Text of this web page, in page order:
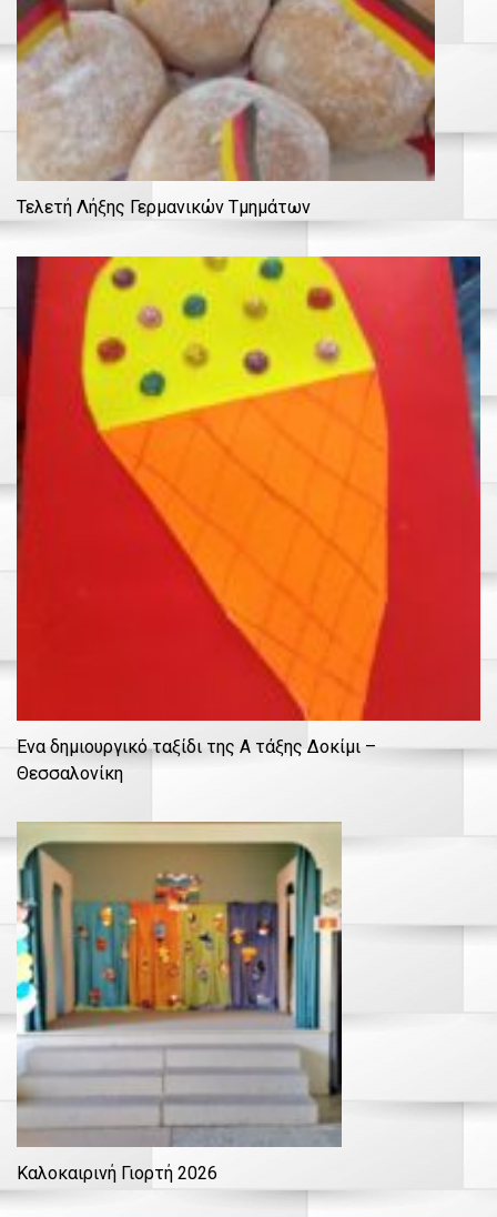
Τελετή Λήξης Γερμανικών Τμημάτων
Ένα δημιουργικό ταξίδι της Α τάξης Δοκίμι –
Θεσσαλονίκη
Καλοκαιρινή Γιορτή 2026